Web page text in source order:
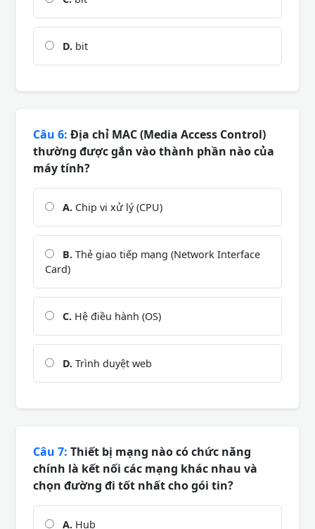
D. bit
Câu 6: Địa chỉ MAC (Media Access Control)
thường được gắn vào thành phần nào của
máy tính?
A. Chip vi xử lý (CPU)
B. Thẻ giao tiếp mạng (Network Interface
Card)
C. Hệ điều hành (OS)
D. Trình duyệt web
Câu 7: Thiết bị mạng nào có chức năng
chính là kết nối các mạng khác nhau và
chọn đường đi tốt nhất cho gói tin?
A. Hub